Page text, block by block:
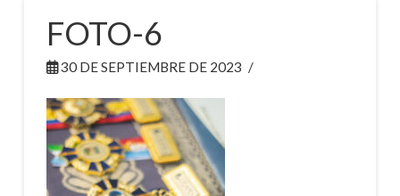
FOTO-6
30 DE SEPTIEMBRE DE 2023